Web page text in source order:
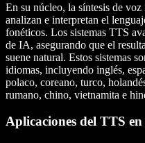
En su núcleo, la síntesis de
analizan e interpretan el
fonéticos. Los sistemas TTS
de IA, asegurando que el
suene natural. Estos sistemas
idiomas, incluyendo inglés,
polaco, coreano, turco,
rumano, chino, vietnamita e
Aplicaciones del TTS